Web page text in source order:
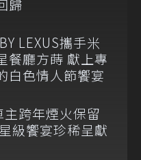
歸
LEXUS攜手米
餐廳方蒔 獻上專
白色情人節饗宴
主跨年煙火保留
級饗宴珍稀呈獻